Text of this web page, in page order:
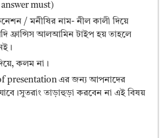
answer must)
/ মনীষির নাম- নীল কালী দিয়ে
ফ্রান্সিস আলআমিন টাইপ হয় তাহলে
কলম না।
presentation এর জন্য আপনাদের
তাড়াহুড়া করবেন না এই বিষয়